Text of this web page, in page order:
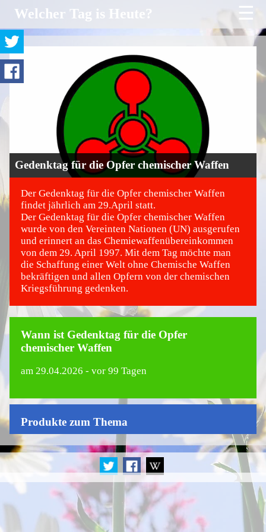
Welcher Tag is Heute? ☰
Gedenktag für die Opfer chemischer Waffen
©
Der Gedenktag für die Opfer chemischer Waffen
findet jährlich am 29.April statt.
Der Gedenktag für die Opfer chemischer Waffen
wurde von den Vereinten Nationen (UN) ausgerufen
und erinnert an das Chemiewaffenübereinkommen
von dem 29. April 1997. Mit dem Tag möchte man
die Schaffung einer Welt ohne Chemische Waffen
bekräftigen und allen Opfern von der chemischen
Kriegsführung gedenken.
Wann ist Gedenktag für die Opfer
chemischer Waffen
am 29.04.2026 - vor 99 Tagen
Produkte zum Thema